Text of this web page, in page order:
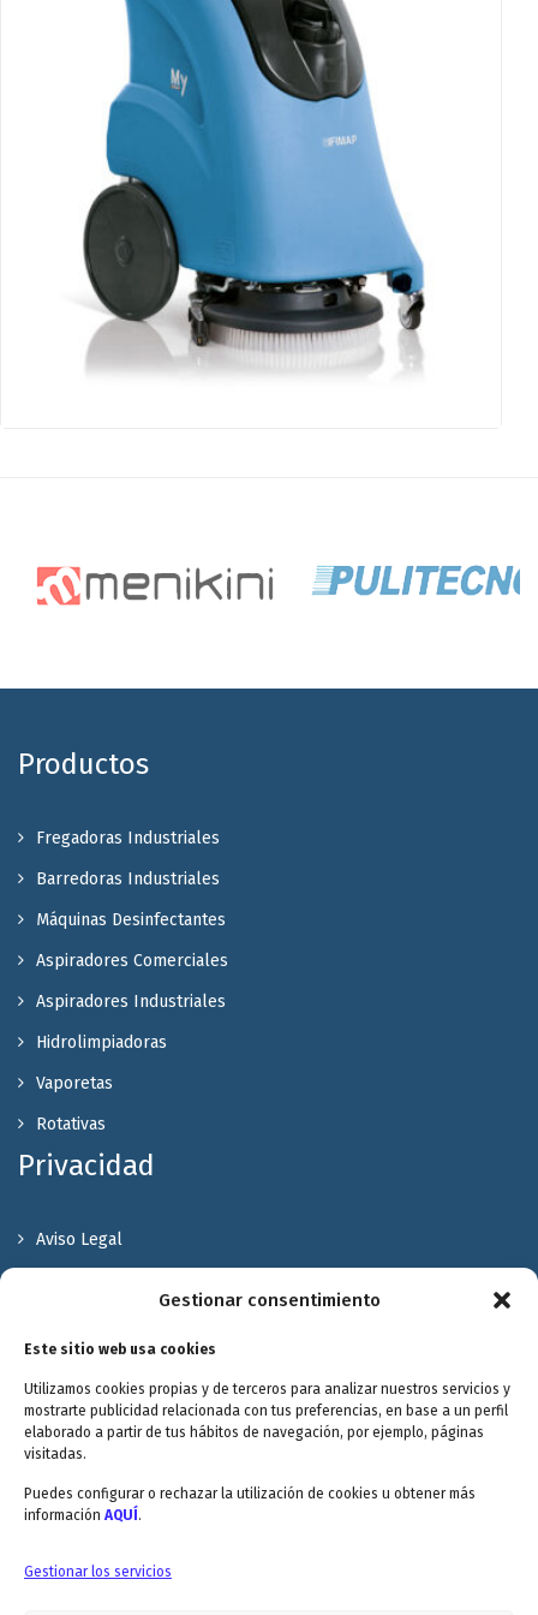
Gestionar consentimiento
Este sitio web usa cookies
Utilizamos cookies propias y de terceros para analizar nuestros servicios y
mostrarte publicidad relacionada con tus preferencias, en base a un perfil
elaborado a partir de tus hábitos de navegación, por ejemplo, páginas
visitadas.
Puedes configurar o rechazar la utilización de cookies u obtener más
información AQUÍ .
Gestionar los servicios
Productos
Fregadoras Industriales
Barredoras Industriales
Máquinas Desinfectantes
Aspiradores Comerciales
Aspiradores Industriales
Hidrolimpiadoras
Vaporetas
Rotativas
Privacidad
Aviso Legal
Valóranos
Envitec Murcia: Maquinaria de limpieza industrial